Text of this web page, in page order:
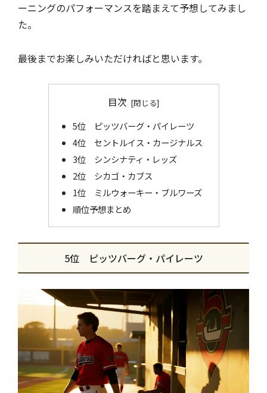
ーニングのパフォーマンスを踏まえて予想してみまし
た。
最後までお楽しみいただければと思います。
目次
5位 ピッツバーグ・パイレーツ
4位 セントルイス・カージナルス
3位 シンシナティ・レッズ
2位 シカゴ・カブス
1位 ミルウォーキー・ブルワーズ
順位予想まとめ
5位 ピッツバーグ・パイレーツ